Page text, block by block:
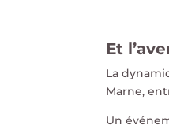
Et
La
Marne,
Un